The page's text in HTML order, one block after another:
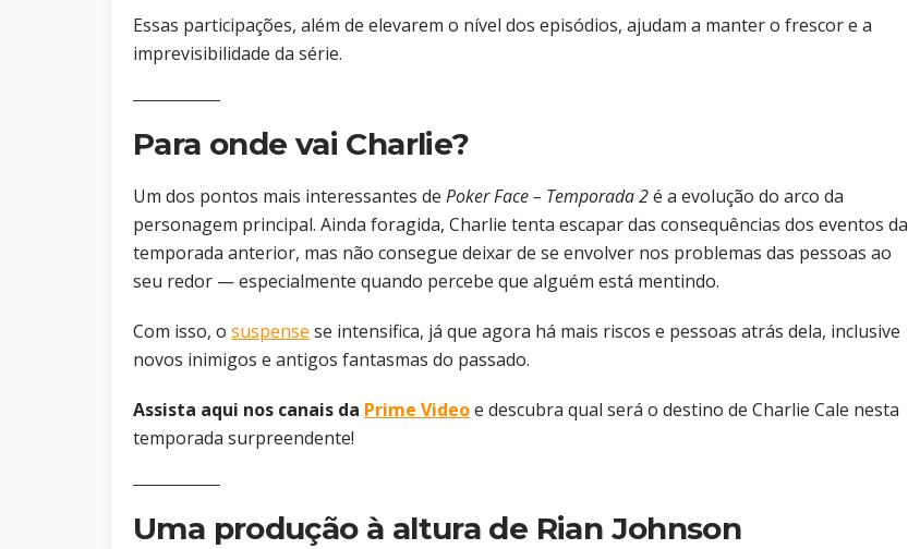
Essas participações, além de elevarem o nível dos episódios, ajudam a manter o frescor e a
imprevisibilidade da série.
Para onde vai Charlie?
Um dos pontos mais interessantes de Poker Face – Temporada 2é a evolução do arco da
personagem principal. Ainda foragida, Charlie tenta escapar das consequências dos eventos da
temporada anterior, mas não consegue deixar de se envolver nos problemas das pessoas ao
seu redor — especialmente quando percebe que alguém está mentindo.
Com isso, o suspense se intensifica, já que agora há mais riscos e pessoas atrás dela, inclusive
novos inimigos e antigos fantasmas do passado.
Assista aqui nos canais da Prime Videoe descubra qual será o destino de Charlie Cale nesta
temporada surpreendente!
Uma produção à altura de Rian Johnson